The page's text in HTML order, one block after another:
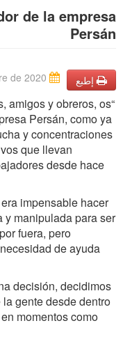
بحث
de la empresa
Persán
إطبع
“
amigos y obreros, os
Persán, como ya
y concentraciones
que llevan
desde hace
impensable hacer
y manipulada para ser
fuera, pero
de ayuda
decisión, decidimos
gente desde dentro
momentos como